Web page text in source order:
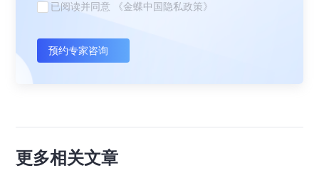
已阅读并同意 《金蝶中国隐私政策》
预约专家咨询
更多相关文章